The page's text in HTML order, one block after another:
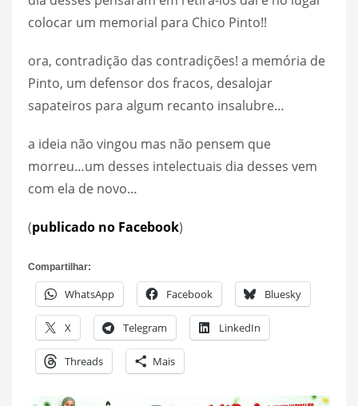
colocar um memorial para Chico Pinto!!
ora, contradição das contradições! a memória de
Pinto, um defensor dos fracos, desalojar
sapateiros para algum recanto insalubre…
a ideia não vingou mas não pensem que
morreu…um desses intelectuais dia desses vem
com ela de novo…
(publicado no Facebook)
Compartilhar:
WhatsApp Facebook Bluesky
X Telegram LinkedIn
Threads Mais